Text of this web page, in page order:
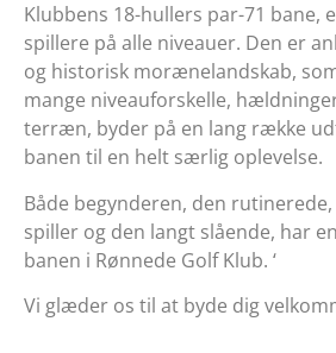
Klubbens 18-hullers par-71 bane,
spillere på alle niveauer. Den er
og historisk morænelandskab,
mange niveauforskelle,
terræn, byder på en lang række
banen til en helt særlig oplevelse.
Både begynderen, den
spiller og den langt slående, har
banen i Rønnede Golf Klub. ‘
Vi glæder os til at byde dig